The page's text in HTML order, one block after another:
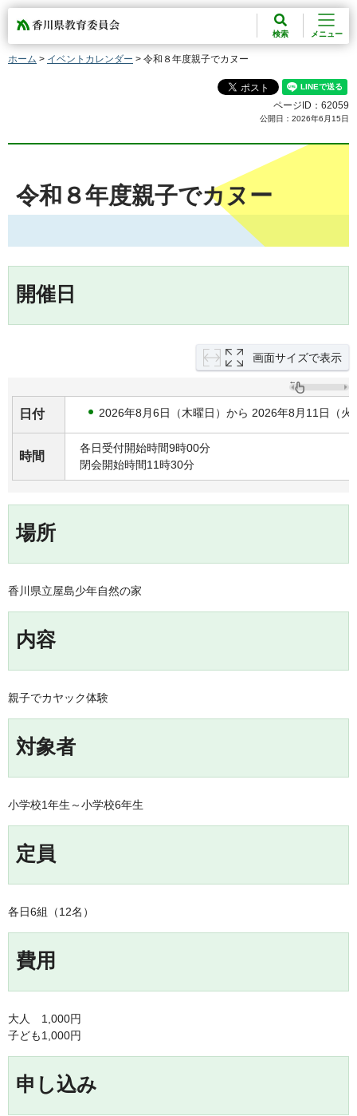
香川県教育委員会
検索 メニュー
ホーム > イベントカレンダー > 令和８年度親子でカヌー
ページID：62059
公開日：2026年6月15日
令和８年度親子でカヌー
開催日
画面サイズで表示
日付 2026年8月6日（木曜日）から 2026年8月11日（火
時間
各日受付開始時間9時00分
閉会開始時間11時30分
場所
香川県立屋島少年自然の家
内容
親子でカヤック体験
対象者
小学校1年生～小学校6年生
定員
各日6組（12名）
費用
大人 1,000円
子ども1,000円
申し込み